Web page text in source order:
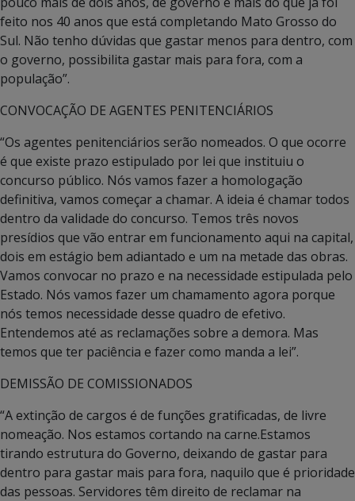
feito nos 40 anos que está completando Mato Grosso do
Sul. Não tenho dúvidas que gastar menos para dentro, com
o governo, possibilita gastar mais para fora, com a
população”.
CONVOCAÇÃO DE AGENTES PENITENCIÁRIOS
“Os agentes penitenciários serão nomeados. O que ocorre
é que existe prazo estipulado por lei que instituiu o
concurso público. Nós vamos fazer a homologação
definitiva, vamos começar a chamar. A ideia é chamar todos
dentro da validade do concurso. Temos três novos
presídios que vão entrar em funcionamento aqui na capital,
dois em estágio bem adiantado e um na metade das obras.
Vamos convocar no prazo e na necessidade estipulada pelo
Estado. Nós vamos fazer um chamamento agora porque
nós temos necessidade desse quadro de efetivo.
Entendemos até as reclamações sobre a demora. Mas
temos que ter paciência e fazer como manda a lei”.
DEMISSÃO DE COMISSIONADOS
“A extinção de cargos é de funções gratificadas, de livre
nomeação. Nos estamos cortando na carne.Estamos
tirando estrutura do Governo, deixando de gastar para
dentro para gastar mais para fora, naquilo que é prioridade
das pessoas. Servidores têm direito de reclamar na